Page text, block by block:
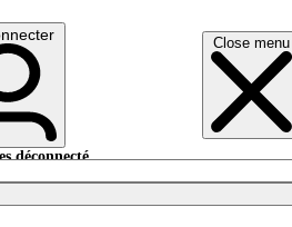
Close menu
déconnecté.